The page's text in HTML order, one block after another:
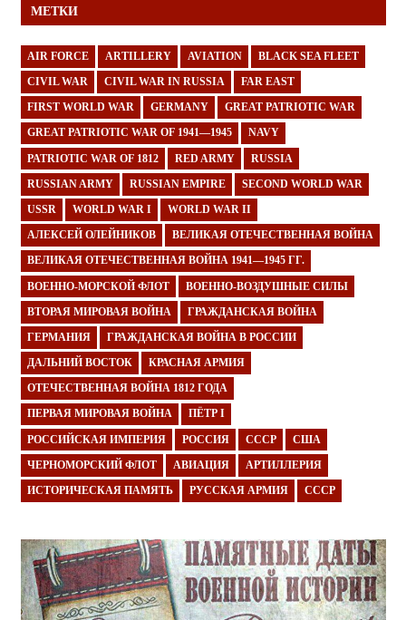
МЕТКИ
AIR FORCE ARTILLERY AVIATION BLACK SEA FLEET
CIVIL WAR CIVIL WAR IN RUSSIA FAR EAST
FIRST WORLD WAR GERMANY GREAT PATRIOTIC WAR
GREAT PATRIOTIC WAR OF 1941—1945 NAVY
PATRIOTIC WAR OF 1812 RED ARMY RUSSIA
RUSSIAN ARMY RUSSIAN EMPIRE SECOND WORLD WAR
USSR WORLD WAR I WORLD WAR II
АЛЕКСЕЙ ОЛЕЙНИКОВ ВЕЛИКАЯ ОТЕЧЕСТВЕННАЯ ВОЙНА
ВЕЛИКАЯ ОТЕЧЕСТВЕННАЯ ВОЙНА 1941—1945 ГГ.
ВОЕННО-МОРСКОЙ ФЛОТ ВОЕННО-ВОЗДУШНЫЕ СИЛЫ
ВТОРАЯ МИРОВАЯ ВОЙНА ГРАЖДАНСКАЯ ВОЙНА
ГЕРМАНИЯ ГРАЖДАНСКАЯ ВОЙНА В РОССИИ
ДАЛЬНИЙ ВОСТОК КРАСНАЯ АРМИЯ
ОТЕЧЕСТВЕННАЯ ВОЙНА 1812 ГОДА
ПЕРВАЯ МИРОВАЯ ВОЙНА ПЁТР I
РОССИЙСКАЯ ИМПЕРИЯ РОССИЯ СССР США
ЧЕРНОМОРСКИЙ ФЛОТ АВИАЦИЯ АРТИЛЛЕРИЯ
ИСТОРИЧЕСКАЯ ПАМЯТЬ РУССКАЯ АРМИЯ СССР